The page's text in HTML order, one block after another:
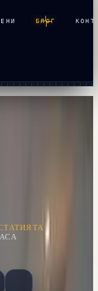
БЛОГ